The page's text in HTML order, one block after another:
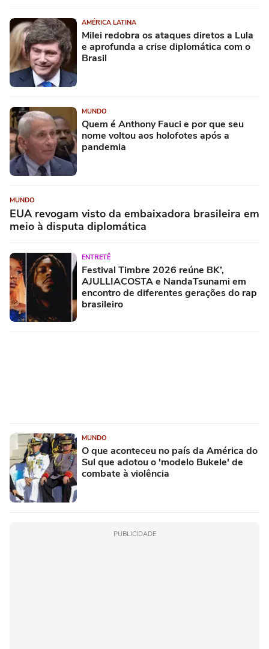
AMÉRICA LATINA
Milei redobra os ataques diretos a Lula
e aprofunda a crise diplomática com o
Brasil
MUNDO
Quem é Anthony Fauci e por que seu
nome voltou aos holofotes após a
pandemia
MUNDO
EUA revogam visto da embaixadora brasileira em
meio à disputa diplomática
ENTRETÊ
Festival Timbre 2026 reúne BK’,
AJULLIACOSTA e NandaTsunami em
encontro de diferentes gerações do rap
brasileiro
MUNDO
O que aconteceu no país da América do
Sul que adotou o 'modelo Bukele' de
combate à violência
PUBLICIDADE